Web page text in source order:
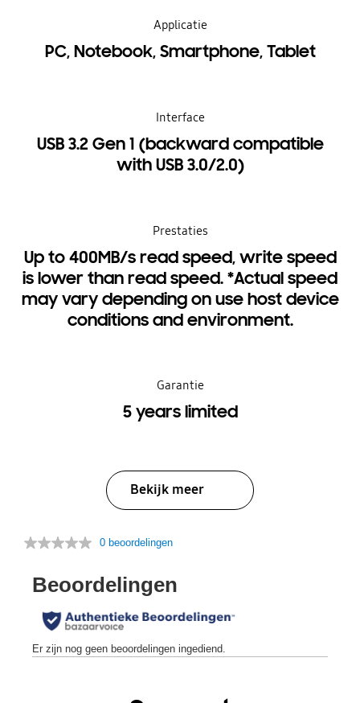
Applicatie
PC, Notebook, Smartphone, Tablet
Interface
USB 3.2 Gen 1 (backward compatible
with USB 3.0/2.0)
Prestaties
Up to 400MB/s read speed, write speed
is lower than read speed. *Actual speed
may vary depending on use host device
conditions and environment.
Garantie
5 years limited
Bekijk meer
0 beoordelingen